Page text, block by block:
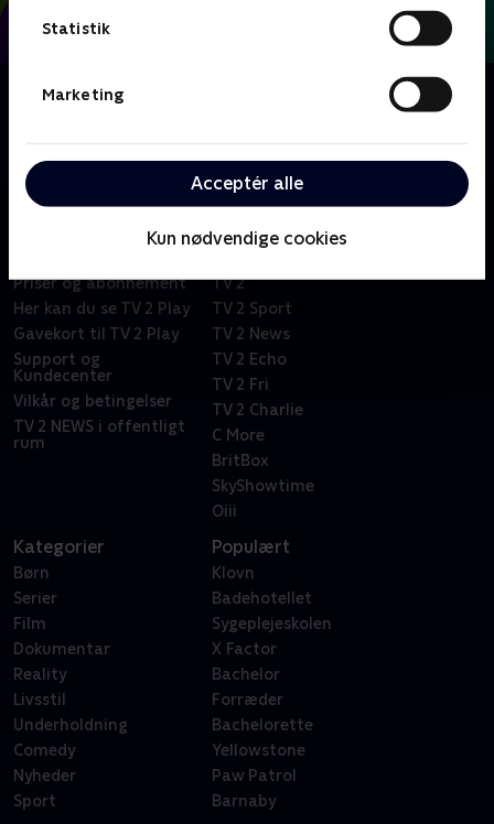
Statistik
Marketing
Acceptér alle
Kun nødvendige cookies
Om FIFA VM 2026 - Kampe
Priser og abonnement
Her kan du se TV 2 Play
Gavekort til TV 2 Play
Support og
Kundecenter
Vilkår og betingelser
TV 2 NEWS i offentligt
rum
TV 2
TV 2 Sport
TV 2 News
TV 2 Echo
TV 2 Fri
TV 2 Charlie
C More
BritBox
SkyShowtime
Oiii
Kategorier
Børn
Serier
Film
Dokumentar
Reality
Livsstil
Underholdning
Comedy
Nyheder
Sport
Populært
Klovn
Badehotellet
Sygeplejeskolen
X Factor
Bachelor
Forræder
Bachelorette
Yellowstone
Paw Patrol
Barnaby